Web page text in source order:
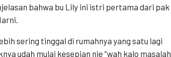
bahwa bu Lily ini istri pertama dari pak
sering tinggal di rumahnya yang satu lagi
udah mulai kesepian nie “wah kalo masalah